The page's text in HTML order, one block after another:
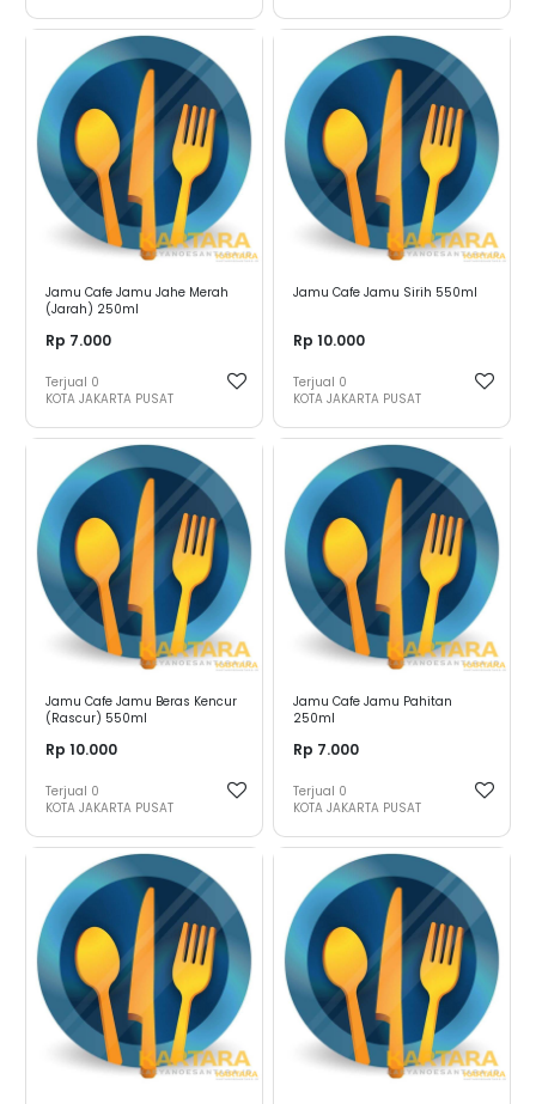
Jamu Cafe Jamu Jahe Merah
(Jarah) 250ml
Rp 7.000
Terjual 0
KOTA JAKARTA PUSAT
Jamu Cafe Jamu Sirih 550ml
Rp 10.000
Terjual 0
KOTA JAKARTA PUSAT
Jamu Cafe Jamu Beras Kencur
(Rascur) 550ml
Rp 10.000
Terjual 0
KOTA JAKARTA PUSAT
Jamu Cafe Jamu Pahitan
250ml
Rp 7.000
Terjual 0
KOTA JAKARTA PUSAT